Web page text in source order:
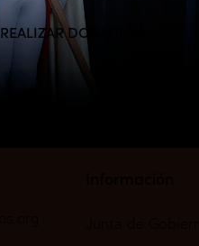
REALIZAR DONACIÓN